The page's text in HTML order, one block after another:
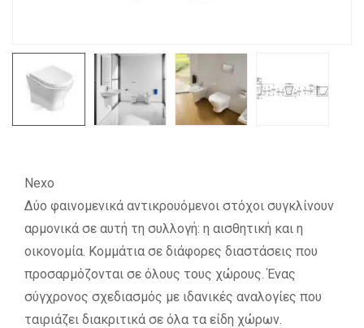
Nexo
Δύο φαινομενικά αντικρουόμενοι στόχοι συγκλίνουν
αρμονικά σε αυτή τη συλλογή: η αισθητική και η
οικονομία. Κομμάτια σε διάφορες διαστάσεις που
προσαρμόζονται σε όλους τους χώρους. Ένας
σύγχρονος σχεδιασμός με ιδανικές αναλογίες που
ταιριάζει διακριτικά σε όλα τα είδη χώρων.